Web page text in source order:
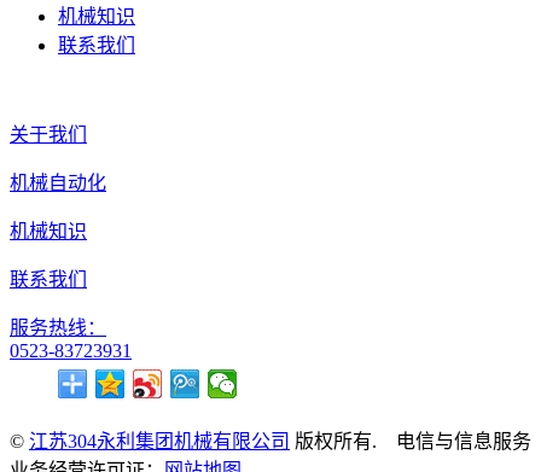
机械知识
联系我们
关于我们
机械自动化
机械知识
联系我们
服务热线：
0523-83723931
© 江苏304永利集团机械有限公司 版权所有. 电信与信息服务